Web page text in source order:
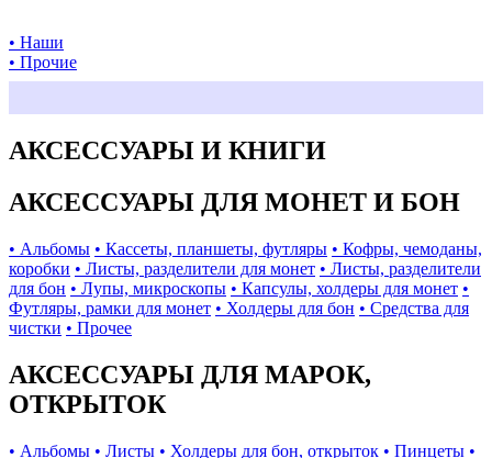
• Наши
• Прочие
АКСЕССУАРЫ И КНИГИ
АКСЕССУАРЫ ДЛЯ МОНЕТ И БОН
• Альбомы • Кассеты, планшеты, футляры • Кофры, чемоданы,
коробки • Листы, разделители для монет • Листы, разделители
для бон • Лупы, микроскопы • Капсулы, холдеры для монет •
Футляры, рамки для монет • Холдеры для бон • Средства для
чистки • Прочее
АКСЕССУАРЫ ДЛЯ МАРОК,
ОТКРЫТОК
• Альбомы • Листы • Холдеры для бон, открыток • Пинцеты •